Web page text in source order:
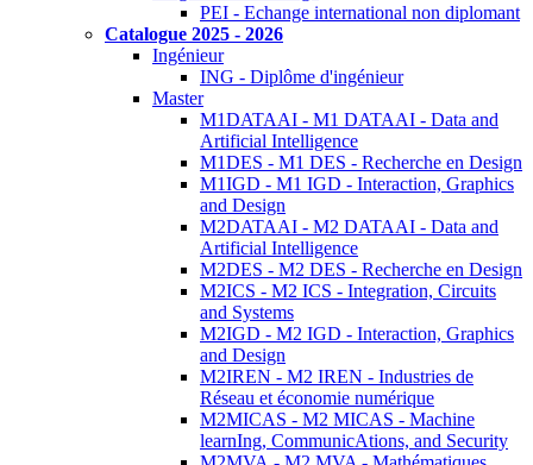
PEI - Echange international non diplomant
Catalogue 2025 - 2026
Ingénieur
ING - Diplôme d'ingénieur
Master
M1DATAAI - M1 DATAAI - Data and
Artificial Intelligence
M1DES - M1 DES - Recherche en Design
M1IGD - M1 IGD - Interaction, Graphics
and Design
M2DATAAI - M2 DATAAI - Data and
Artificial Intelligence
M2DES - M2 DES - Recherche en Design
M2ICS - M2 ICS - Integration, Circuits
and Systems
M2IGD - M2 IGD - Interaction, Graphics
and Design
M2IREN - M2 IREN - Industries de
Réseau et économie numérique
M2MICAS - M2 MICAS - Machine
learnIng, CommunicAtions, and Security